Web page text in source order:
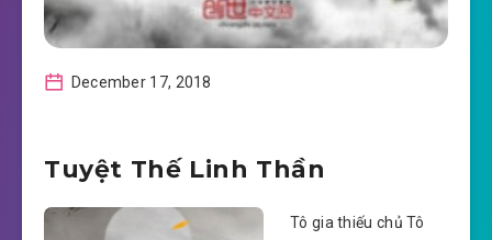
December 17, 2018
Tuyệt Thế Linh Thần
Tô gia thiếu chủ Tô